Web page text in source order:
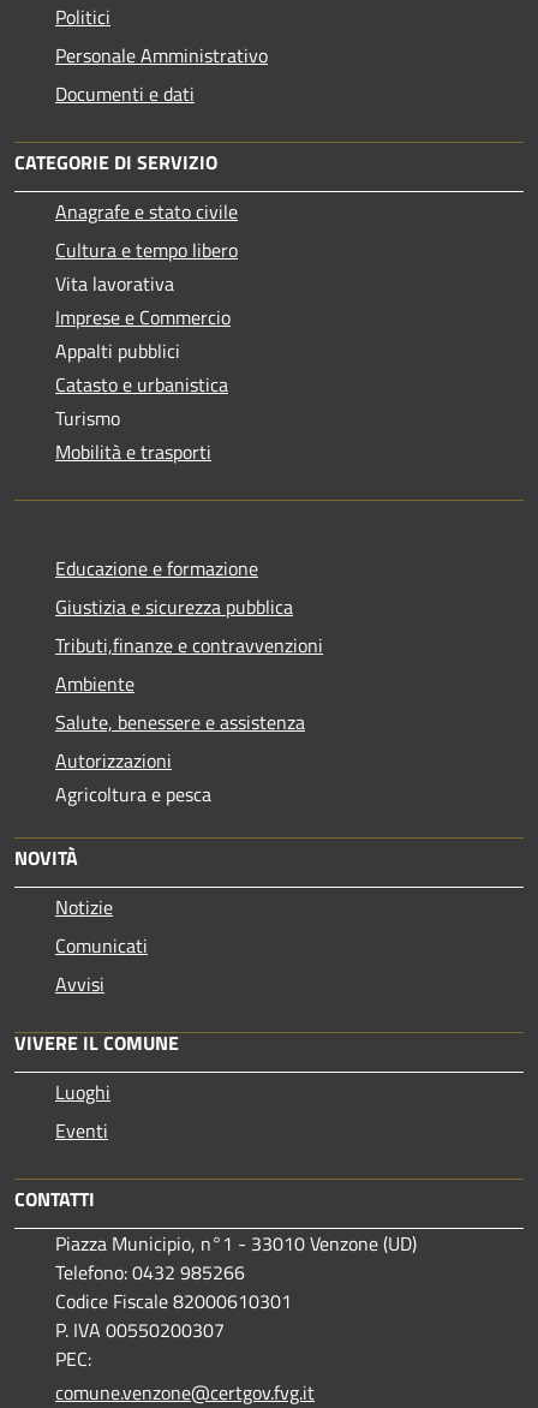
Politici
Personale Amministrativo
Documenti e dati
CATEGORIE DI SERVIZIO
Anagrafe e stato civile
Cultura e tempo libero
Vita lavorativa
Imprese e Commercio
Appalti pubblici
Catasto e urbanistica
Turismo
Mobilità e trasporti
Educazione e formazione
Giustizia e sicurezza pubblica
Tributi,finanze e contravvenzioni
Ambiente
Salute, benessere e assistenza
Autorizzazioni
Agricoltura e pesca
NOVITÀ
Notizie
Comunicati
Avvisi
VIVERE IL COMUNE
Luoghi
Eventi
CONTATTI
Piazza Municipio, n°1 - 33010 Venzone (UD)
Telefono: 0432 985266
Codice Fiscale 82000610301
P. IVA 00550200307
PEC:
comune.venzone@certgov.fvg.it